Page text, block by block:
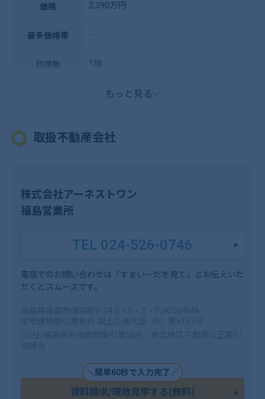
価格 2,390万円
最多価格帯 -
総棟数 1棟
もっと見る
取扱不動産会社
株式会社アーネストワン
福島営業所
TEL 024-526-0746
電話でのお問い合わせは「すまいーだを見て」とお伝えいた
だくとスムーズです。
＼簡単60秒で入力完了／
資料請求/現地見学する(無料)